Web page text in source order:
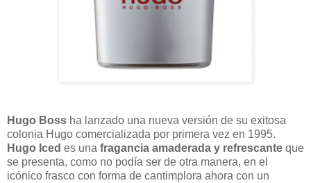
Hugo Boss ha lanzado una nueva versión de su exitosa
colonia Hugo comercializada por primera vez en 1995.
Hugo Iced es una fragancia amaderada y refrescante que
se presenta, como no podía ser de otra manera, en el
icónico frasco con forma de cantimplora ahora con un